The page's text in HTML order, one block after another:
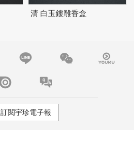
清 白玉鏤雕香盒
訂閱宇珍電子報